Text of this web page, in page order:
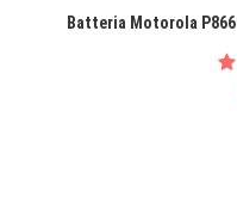
Batteria Motorola